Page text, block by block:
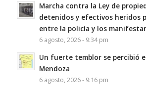
Marcha contra la Ley de
detenidos y efectivos heridos
entre la policía y los
6 agosto, 2026 - 9:34 pm
Un fuerte temblor se percibió
Mendoza
6 agosto, 2026 - 9:16 pm